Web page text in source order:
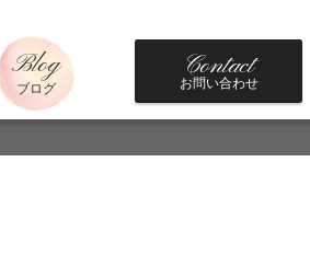
Blog
ブログ
Contact
お問い合わせ